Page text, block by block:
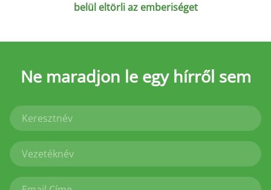
belül eltörli az emberiséget
Ne maradjon le egy hírről sem